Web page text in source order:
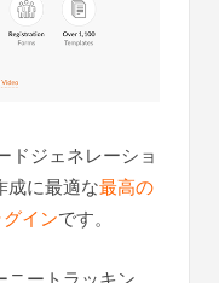
ドジェネレーショ
成に最適な最高の
インです。